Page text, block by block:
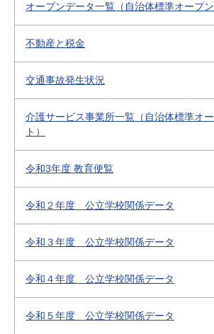
オープンデータ一覧（自治体標準オープン
不動産と税金
交通事故発生状況
介護サービス事業所一覧（自治体標準オ
ト）
令和3年度 教育便覧
令和２年度 公立学校関係データ
令和３年度 公立学校関係データ
令和４年度 公立学校関係データ
令和５年度 公立学校関係データ